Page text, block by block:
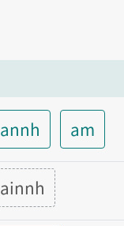
annh am
ainnh